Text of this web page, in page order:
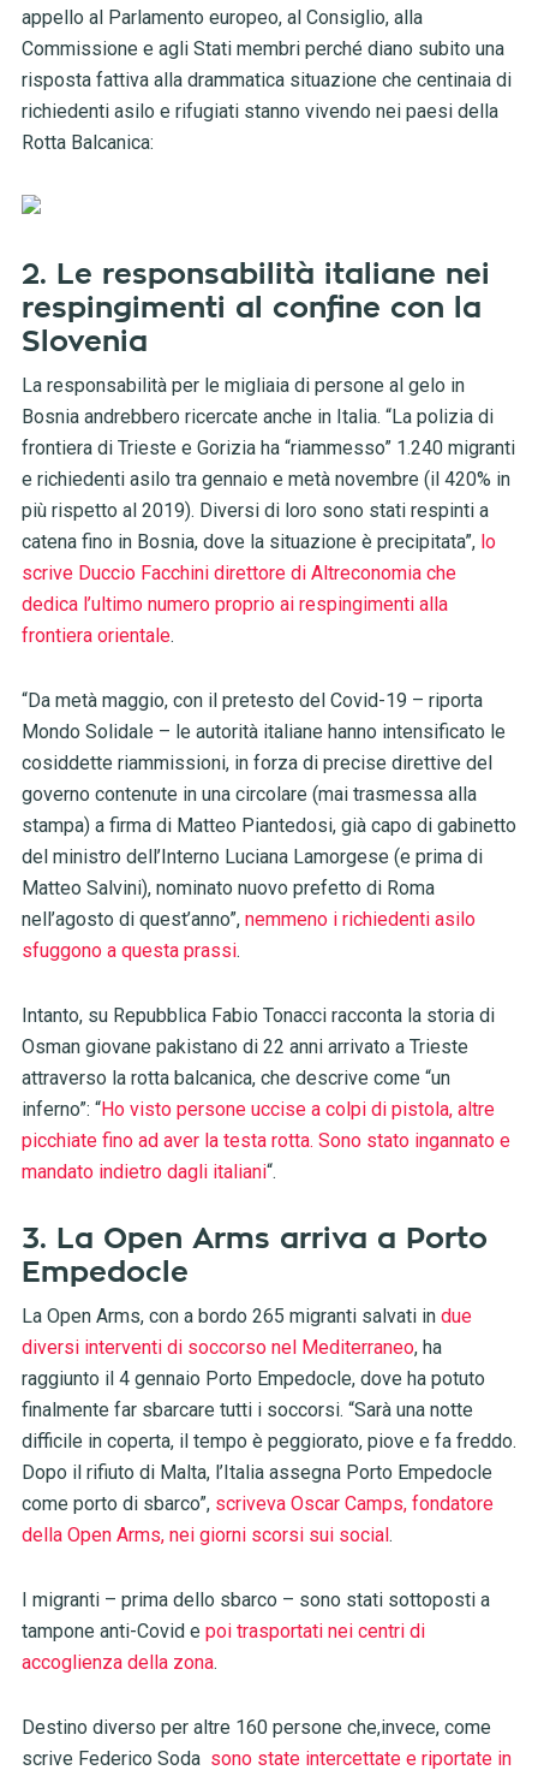
appello al Parlamento europeo, al Consiglio, alla
Commissione e agli Stati membri perché diano subito una
risposta fattiva alla drammatica situazione che centinaia di
richiedenti asilo e rifugiati stanno vivendo nei paesi della
Rotta Balcanica:
2. Le responsabilità italiane nei
respingimenti al confine con la
Slovenia
La responsabilità per le migliaia di persone al gelo in
Bosnia andrebbero ricercate anche in Italia. “La polizia di
frontiera di Trieste e Gorizia ha “riammesso” 1.240 migranti
e richiedenti asilo tra gennaio e metà novembre (il 420% in
più rispetto al 2019). Diversi di loro sono stati respinti a
catena fino in Bosnia, dove la situazione è precipitata”, lo
scrive Duccio Facchini direttore di Altreconomia che
dedica l’ultimo numero proprio ai respingimenti alla
frontiera orientale.
“Da metà maggio, con il pretesto del Covid-19 – riporta
Mondo Solidale – le autorità italiane hanno intensificato le
cosiddette riammissioni, in forza di precise direttive del
governo contenute in una circolare (mai trasmessa alla
stampa) a firma di Matteo Piantedosi, già capo di gabinetto
del ministro dell’Interno Luciana Lamorgese (e prima di
Matteo Salvini), nominato nuovo prefetto di Roma
nell’agosto di quest’anno”, nemmeno i richiedenti asilo
sfuggono a questa prassi.
Intanto, su Repubblica Fabio Tonacci racconta la storia di
Osman giovane pakistano di 22 anni arrivato a Trieste
attraverso la rotta balcanica, che descrive come “un
inferno”: “Ho visto persone uccise a colpi di pistola, altre
picchiate fino ad aver la testa rotta. Sono stato ingannato e
mandato indietro dagli italiani“.
3. La Open Arms arriva a Porto
Empedocle
La Open Arms, con a bordo 265 migranti salvati in due
diversi interventi di soccorso nel Mediterraneo, ha
raggiunto il 4 gennaio Porto Empedocle, dove ha potuto
finalmente far sbarcare tutti i soccorsi. “Sarà una notte
difficile in coperta, il tempo è peggiorato, piove e fa freddo.
Dopo il rifiuto di Malta, l’Italia assegna Porto Empedocle
come porto di sbarco”, scriveva Oscar Camps, fondatore
della Open Arms, nei giorni scorsi sui social .
I migranti – prima dello sbarco – sono stati sottoposti a
tampone anti-Covid e poi trasportati nei centri di
accoglienza della zona.
Destino diverso per altre 160 persone che,invece, come
scrive Federico Soda sono state intercettate e riportate in